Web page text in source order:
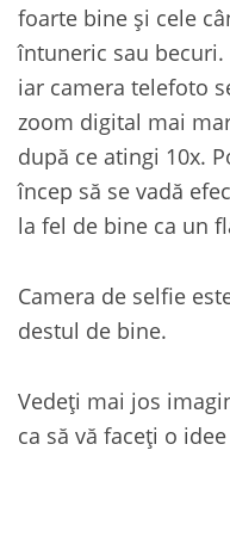
foarte bine și cele
întuneric sau becuri.
iar camera telefoto
zoom digital mai
după ce atingi 10x.
încep să se vadă
la fel de bine ca un
Camera de selfie
destul de bine.
Vedeți mai jos
ca să vă faceți o